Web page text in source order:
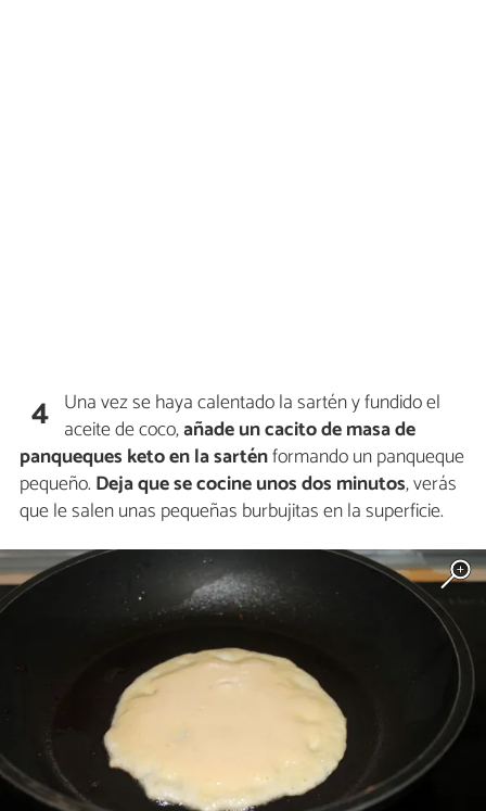
4 Una vez se haya calentado la sartén y fundido el
aceite de coco,añade un cacito de masa de
panqueques keto en lasarténformando un panqueque
pequeño. Deja que se cocine unos dos minutos, verás
que le salen unas pequeñas burbujitas en la superficie.